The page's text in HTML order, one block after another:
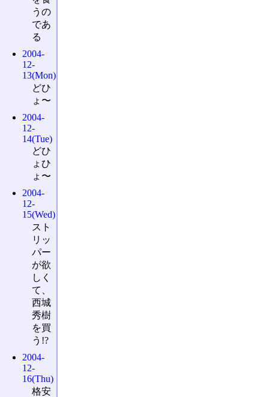
うの
であ
る
2004-
12-
13(Mon)
どひ
ょ〜
2004-
12-
14(Tue)
どひ
ょひ
ょ〜
2004-
12-
15(Wed)
スト
リッ
パー
が欲
しく
て、
西城
秀樹
を買
う!?
2004-
12-
16(Thu)
格安